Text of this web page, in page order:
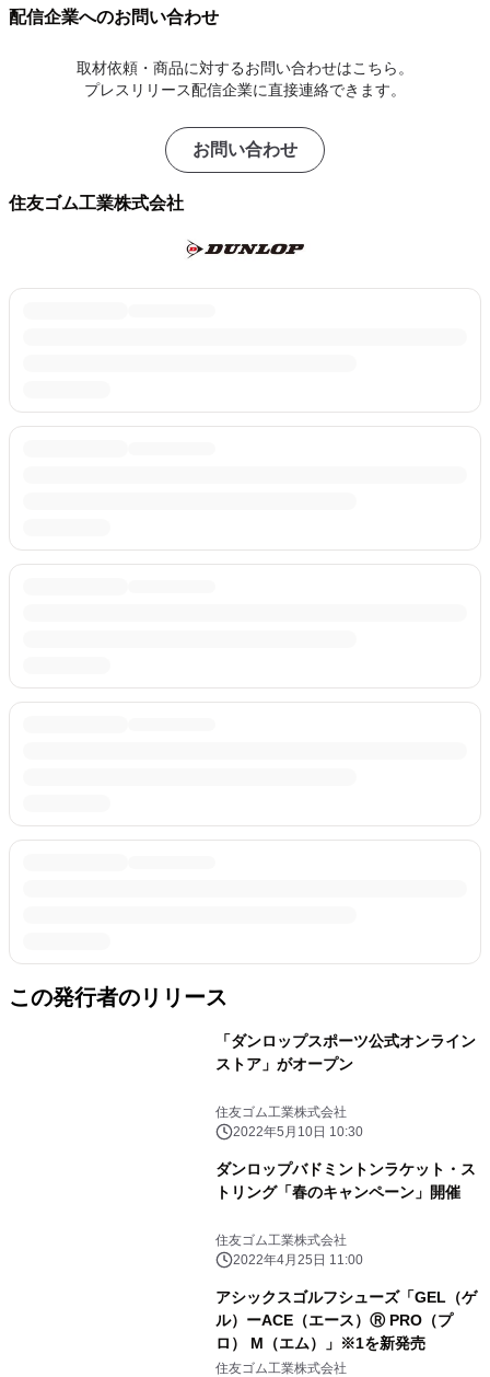
配信企業へのお問い合わせ
取材依頼・商品に対するお問い合わせはこちら。
プレスリリース配信企業に直接連絡できます。
お問い合わせ
住友ゴム工業株式会社
この発行者のリリース
「ダンロップスポーツ公式オンライン
ストア」がオープン
住友ゴム工業株式会社
2022年5月10日 10:30
ダンロップバドミントンラケット・ス
トリング「春のキャンペーン」開催
住友ゴム工業株式会社
2022年4月25日 11:00
アシックスゴルフシューズ「GEL（ゲ
ル）ーACE（エース）Ⓡ PRO（プ
ロ） M（エム）」※1を新発売
住友ゴム工業株式会社